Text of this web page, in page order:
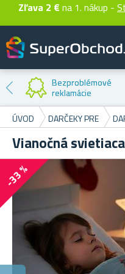
Zľava 2 € na 1. nákup -
Bezproblémové
reklamácie
ÚVOD
DARČEKY PRE
Vianočná
-33 %